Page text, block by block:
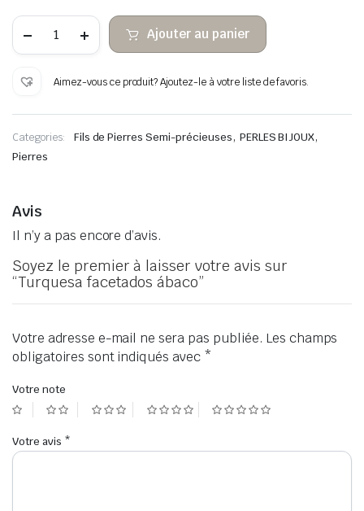
ábaco
Ajouter au panier
Aimez-vous ce produit? Ajoutez-le à votre liste de favoris.
Categories: Fils de Pierres Semi-précieuses, PERLES BIJOUX,
Pierres
Avis
Il n’y a pas encore d’avis.
Soyez le premier à laisser votre avis sur
“Turquesa facetados ábaco”
Votre adresse e-mail ne sera pas publiée. Les champs
obligatoires sont indiqués avec *
Votre note
Votre avis *